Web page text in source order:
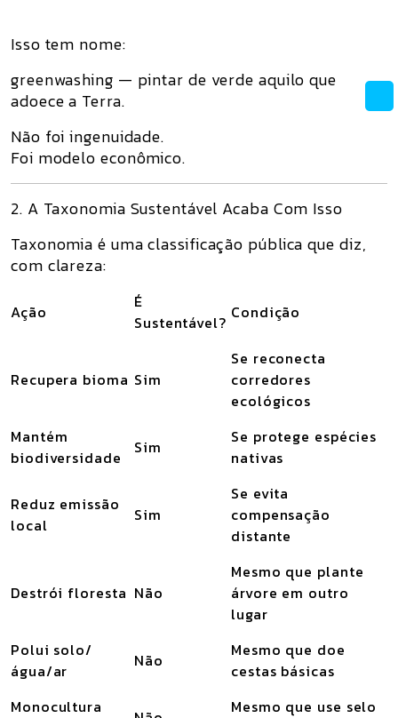
Isso tem nome:
greenwashing — pintar de verde aquilo que
adoece a Terra.
Não foi ingenuidade.
Foi modelo econômico.
2. A Taxonomia Sustentável Acaba Com Isso
Taxonomia é umaclassificação pública que diz,
com clareza:
Ação
É
Sustentável? Condição
Recupera bioma Sim
Se reconecta
corredores
ecológicos
Mantém
biodiversidade
Sim
Se protege espécies
nativas
Reduz emissão
local
Sim
Se evita
compensação
distante
Destrói floresta Não
Mesmo que plante
árvore em outro
lugar
Polui solo/
água/ar
Não
Mesmo que doe
cestas básicas
Monocultura
Mesmo que use selo